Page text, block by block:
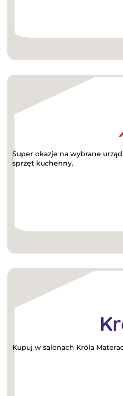
Super okazje na wybrane
sprzęt kuchenny.
Kupuj w salonach Króla